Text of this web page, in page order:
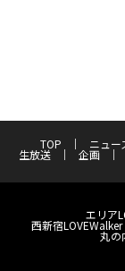
TOP ニュー
生放送 企画
エリア
西新宿LOVEWalker
丸の